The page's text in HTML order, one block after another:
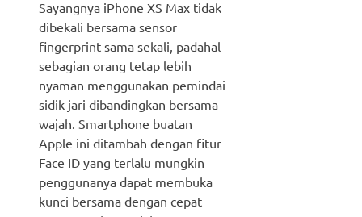
Sayangnya iPhone XS Max tidak
dibekali bersama sensor
fingerprint sama sekali, padahal
sebagian orang tetap lebih
nyaman menggunakan pemindai
sidik jari dibandingkan bersama
wajah. Smartphone buatan
Apple ini ditambah dengan fitur
Face ID yang terlalu mungkin
penggunanya dapat membuka
kunci bersama dengan cepat